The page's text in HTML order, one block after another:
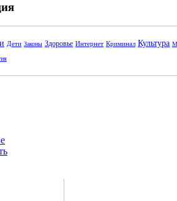
Дети Законы Здоровье Интернет Криминал Культура